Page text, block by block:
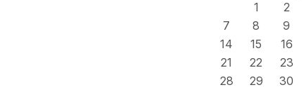
1
2
7
8 9
14
15 16
21
22 23
28
29 30